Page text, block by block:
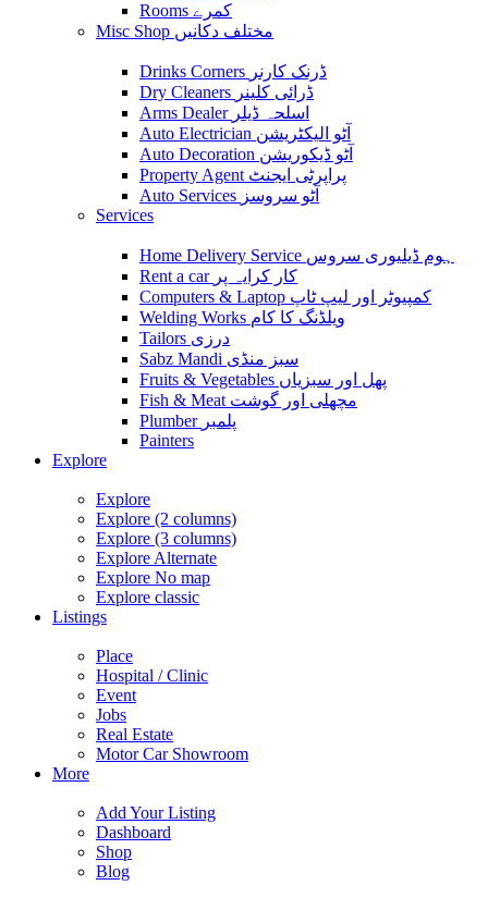
Rooms کمرے
Misc Shop مختلف دکانیں
Drinks Corners ڈرنک کارنر
Dry Cleaners ڈرائی کلینر
Arms Dealer اسلحہ ڈیلر
Auto Electrician آٹو الیکٹریشن
Auto Decoration آٹو ڈیکوریشن
Property Agent پراپرٹی ایجنٹ
Auto Services آٹو سروسز
Services
Home Delivery Service ہوم ڈیلیوری سروس
Rent a car کار کرایہ پر
Computers & Laptop کمپیوٹر اور لیپ ٹاپ
Welding Works ویلڈنگ کا کام
Tailors درزی
Sabz Mandi سبز منڈی
Fruits & Vegetables پھل اور سبزیاں
Fish & Meat مچھلی اور گوشت
Plumber پلمبر
Painters
Explore
Explore
Explore (2 columns)
Explore (3 columns)
Explore Alternate
Explore No map
Explore classic
Listings
Place
Hospital / Clinic
Event
Jobs
Real Estate
Motor Car Showroom
More
Add Your Listing
Dashboard
Shop
Blog